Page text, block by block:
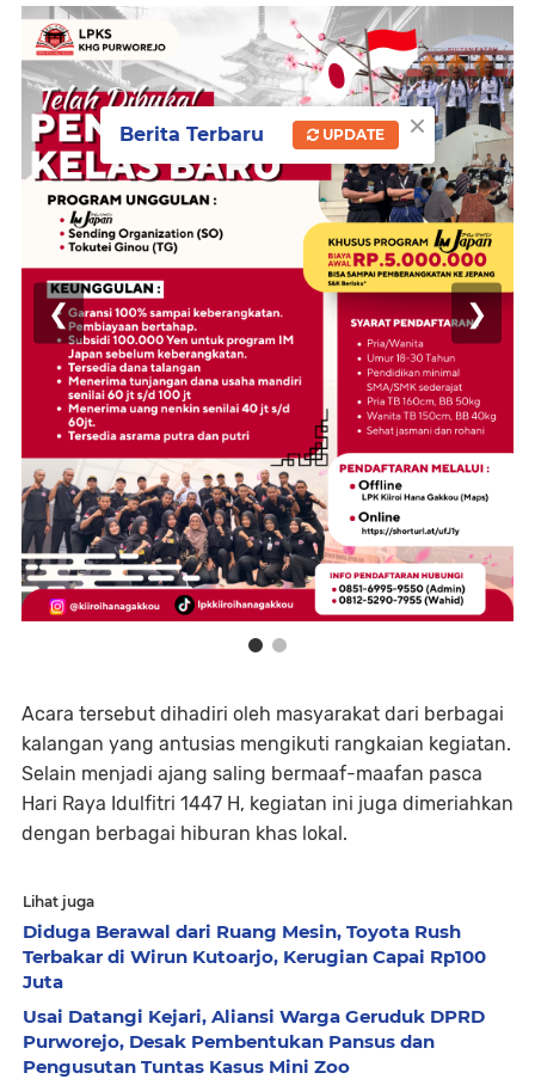
❮ ❯
Acara tersebut dihadiri oleh masyarakat dari berbagai
kalangan yang antusias mengikuti rangkaian kegiatan.
Selain menjadi ajang saling bermaaf-maafan pasca
Hari Raya Idulfitri 1447 H, kegiatan ini juga dimeriahkan
dengan berbagai hiburan khas lokal.
Lihat juga
Diduga Berawal dari Ruang Mesin, Toyota Rush
Terbakar di Wirun Kutoarjo, Kerugian Capai Rp100
Juta
Usai Datangi Kejari, Aliansi Warga Geruduk DPRD
Purworejo, Desak Pembentukan Pansus dan
Pengusutan Tuntas Kasus Mini Zoo
×
Berita Terbaru UPDATE